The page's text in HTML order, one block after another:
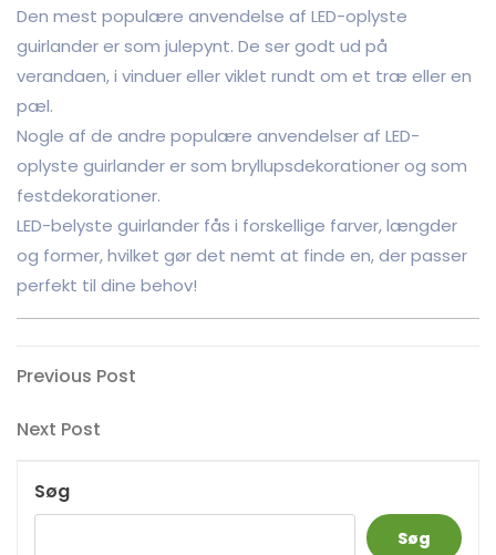
Den mest populære anvendelse af LED-oplyste
guirlander er som julepynt. De ser godt ud på
verandaen, i vinduer eller viklet rundt om et træ eller en
pæl.
Nogle af de andre populære anvendelser af LED-
oplyste guirlander er som bryllupsdekorationer og som
festdekorationer.
LED-belyste guirlander fås i forskellige farver, længder
og former, hvilket gør det nemt at finde en, der passer
perfekt til dine behov!
Indlægsnavigation
Previous
Previous Post
Next
Next Post
Søg
Søg